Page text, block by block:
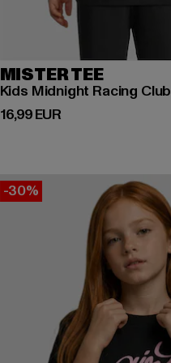
MISTER TEE
Kids Midnight Racing Club
16,99 EUR
Derzeitiger Preis: 16,99 EUR
-30%